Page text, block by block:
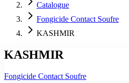
Catalogue
Fongicide Contact Soufre
KASHMIR
KASHMIR
Fongicide Contact Soufre